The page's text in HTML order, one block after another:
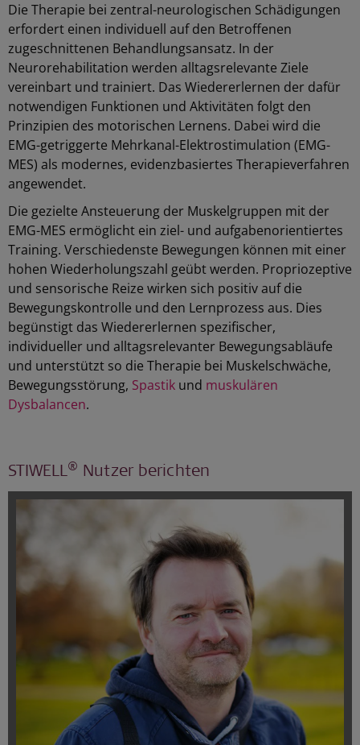
Die Therapie bei zentral-neurologischen Schädigungen
erfordert einen individuell auf den Betroffenen
zugeschnittenen Behandlungsansatz. In der
Neurorehabilitation werden alltagsrelevante Ziele
vereinbart und trainiert. Das Wiedererlernen der dafür
notwendigen Funktionen und Aktivitäten folgt den
Prinzipien des motorischen Lernens. Dabei wird die
EMG-getriggerte Mehrkanal-Elektrostimulation (EMG-
MES) als modernes, evidenzbasiertes Therapieverfahren
angewendet.
Die gezielte Ansteuerung der Muskelgruppen mit der
EMG-MES ermöglicht ein ziel- und aufgabenorientiertes
Training. Verschiedenste Bewegungen können mit einer
hohen Wiederholungszahl geübt werden. Propriozeptive
und sensorische Reize wirken sich positiv auf die
Bewegungskontrolle und den Lernprozess aus. Dies
begünstigt das Wiedererlernen spezifischer,
individueller und alltagsrelevanter Bewegungsabläufe
und unterstützt so die Therapie bei Muskelschwäche,
Bewegungsstörung, Spastik und muskulären
Dysbalancen.
STIWELL® Nutzer berichten